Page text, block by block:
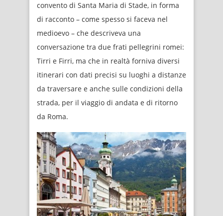
convento di Santa Maria di Stade, in forma
di racconto – come spesso si faceva nel
medioevo – che descriveva una
conversazione tra due frati pellegrini romei:
Tirri e Firri, ma che in realtà forniva diversi
itinerari con dati precisi su luoghi a distanze
da traversare e anche sulle condizioni della
strada, per il viaggio di andata e di ritorno
da Roma.